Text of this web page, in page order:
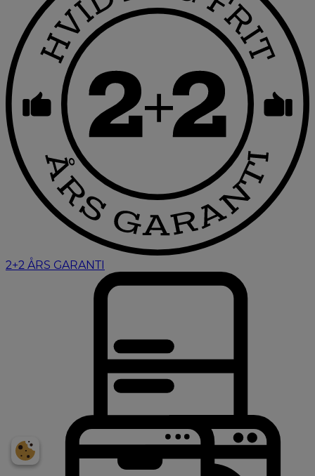
2+2 ÅRS GARANTI